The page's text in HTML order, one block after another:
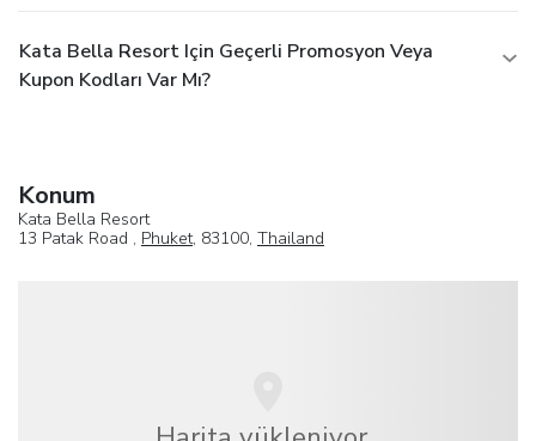
Kata Bella Resort Için Geçerli Promosyon Veya
Kupon Kodları Var Mı?
Konum
Kata Bella Resort
13 Patak Road , Phuket, 83100, Thailand